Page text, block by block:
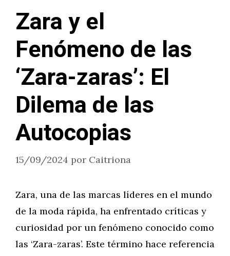
Zara y el
Fenómeno de las
‘Zara-zaras’: El
Dilema de las
Autocopias
15/09/2024 por Caitriona
Zara, una de las marcas líderes en el mundo
de la moda rápida, ha enfrentado críticas y
curiosidad por un fenómeno conocido como
las ‘Zara-zaras’. Este término hace referencia